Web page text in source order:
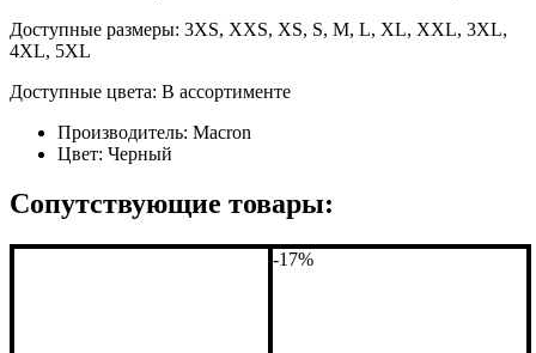
Доступные размеры: 3XS, XXS, XS, S, M, L, XL, XXL, 3XL,
4XL, 5XL
Доступные цвета: В ассортименте
Производитель: Macron
Цвет: Черный
Сопутствующие товары:
-17%